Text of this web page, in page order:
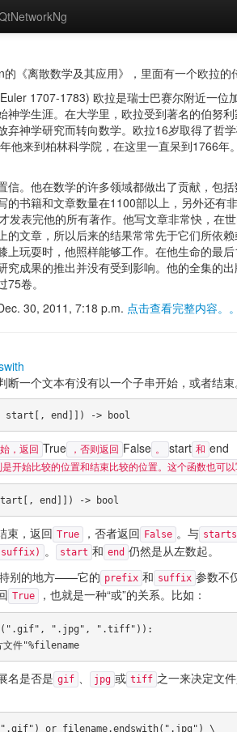
《离散数学及其应用》，里面有一个欧拉的
1707-1783) 欧拉是瑞士巴赛尔附近一位
神学生涯。在大学里，欧拉受到著名的伯努
弃神学研究而转向数学。欧拉16岁取得了哲
他来到柏林科学院，在这里一直呆到1766年
信。他在数学的许多领域都做出了贡献，包
的书籍和文章数量在1100部以上，另外还有
发表完他的所有著作。他写文章非常快，在
的文章，所以后来的结果常常先于它们所依
上玩耍时，他照样能够工作。在他生命的最
究成果的推出并没有受到影响。他的全集的
卷。
30, 2011, 7:18 p.m. 点击查看完整内容。。
断一个文本有没有以一个子串开始，或者结
，返回 True ，否则返回 False 。 start 和 end
开始比较的位置和结束比较的位置。这个函数也可
束，返回 True ，否者返回 False 。与
。 start 和 end 仍然是从左数起。
别的地方——它的 prefix 和 suffix 参数不
True ，也就是一种“或”的关系。比如：
".jpg", ".tiff")):
    print "%s是一个图片文件"%filename
名是否是 gif 、 jpg 或 tiff 之一来决定文
or filename.endswith(".jpg") \